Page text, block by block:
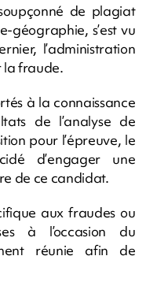
de plagiat
géographie, s’est vu
l’administration
la fraude.
à la connaissance
de l’analyse de
pour l’épreuve, le
d’engager une
de ce candidat.
aux fraudes ou
à l’occasion du
réunie afin de